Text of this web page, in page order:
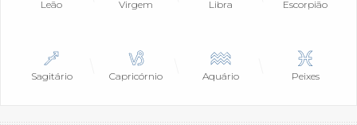
Leão Virgem Libra Escorpião
Sagitário Capricórnio Aquário Peixes